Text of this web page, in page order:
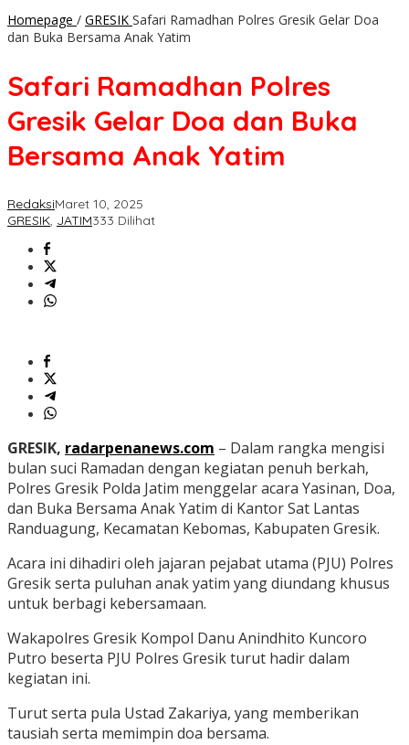
Homepage / GRESIK Safari Ramadhan Polres Gresik Gelar Doa
dan Buka Bersama Anak Yatim
Safari Ramadhan Polres
Gresik Gelar Doa dan Buka
Bersama Anak Yatim
RedaksiMaret 10, 2025
GRESIK, JATIM333 Dilihat
GRESIK, radarpenanews.com – Dalam rangka mengisi
bulan suci Ramadan dengan kegiatan penuh berkah,
Polres Gresik Polda Jatim menggelar acara Yasinan, Doa,
dan Buka Bersama Anak Yatim di Kantor Sat Lantas
Randuagung, Kecamatan Kebomas, Kabupaten Gresik.
Acara ini dihadiri oleh jajaran pejabat utama (PJU) Polres
Gresik serta puluhan anak yatim yang diundang khusus
untuk berbagi kebersamaan.
Wakapolres Gresik Kompol Danu Anindhito Kuncoro
Putro beserta PJU Polres Gresik turut hadir dalam
kegiatan ini.
Turut serta pula Ustad Zakariya, yang memberikan
tausiah serta memimpin doa bersama.